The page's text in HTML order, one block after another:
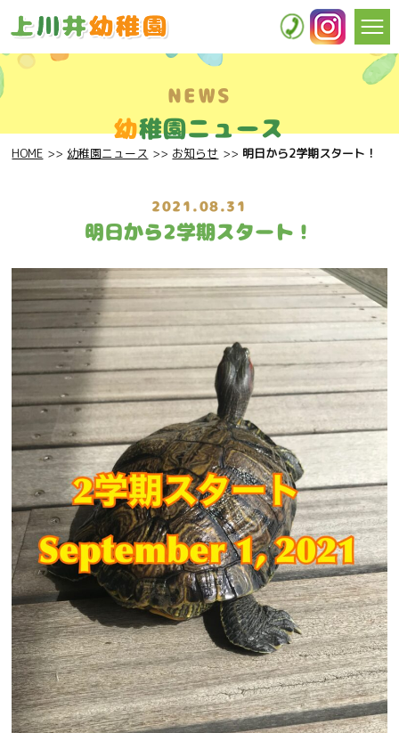
NEWS
幼稚園ニュース
HOME 幼稚園ニュース お知らせ 明日から2学期スタート！
2021.08.31
明日から2学期スタート！